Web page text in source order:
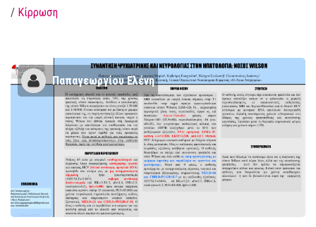
/ Κίρρωση
Παπαγεωργίου Ελένη